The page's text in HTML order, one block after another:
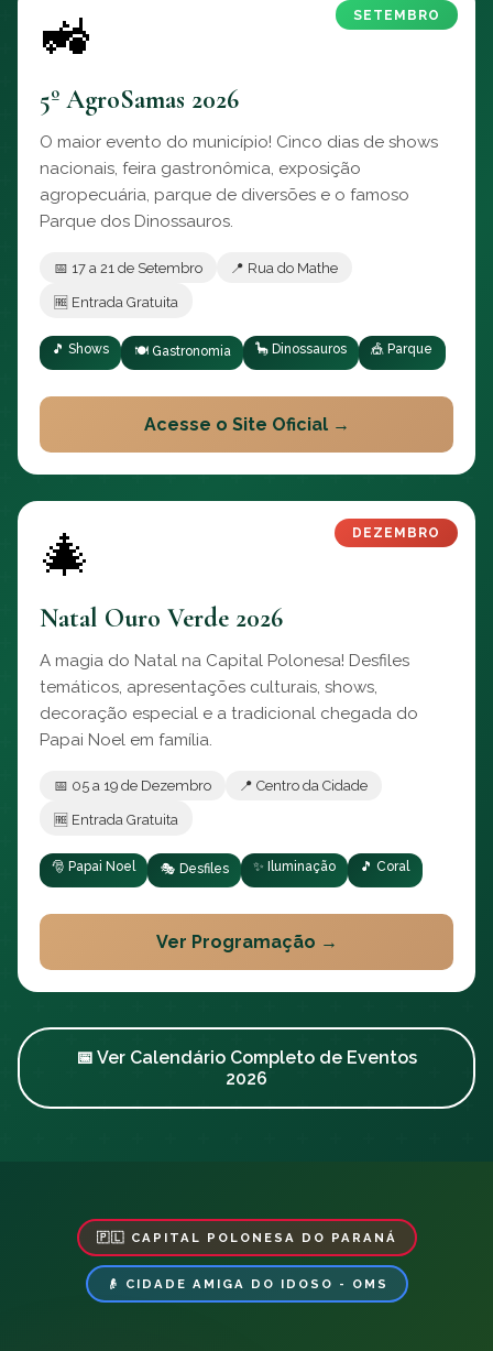
SETEMBRO
🚜
5º AgroSamas 2026
O maior evento do município! Cinco dias de shows
nacionais, feira gastronômica, exposição
agropecuária, parque de diversões e o famoso
Parque dos Dinossauros.
📅 17 a 21 de Setembro 📍 Rua do Mathe
🆓 Entrada Gratuita
🎵 Shows 🍽️ Gastronomia 🦕 Dinossauros 🎪 Parque
Acesse o Site Oficial →
DEZEMBRO
🎄
Natal Ouro Verde 2026
A magia do Natal na Capital Polonesa! Desfiles
temáticos, apresentações culturais, shows,
decoração especial e a tradicional chegada do
Papai Noel em família.
📅 05 a 19 de Dezembro 📍 Centro da Cidade
🆓 Entrada Gratuita
🎅 Papai Noel 🎭 Desfiles ✨ Iluminação 🎵 Coral
Ver Programação →
📅 Ver Calendário Completo de Eventos
2026
🇵🇱 CAPITAL POLONESA DO PARANÁ
👴 CIDADE AMIGA DO IDOSO - OMS